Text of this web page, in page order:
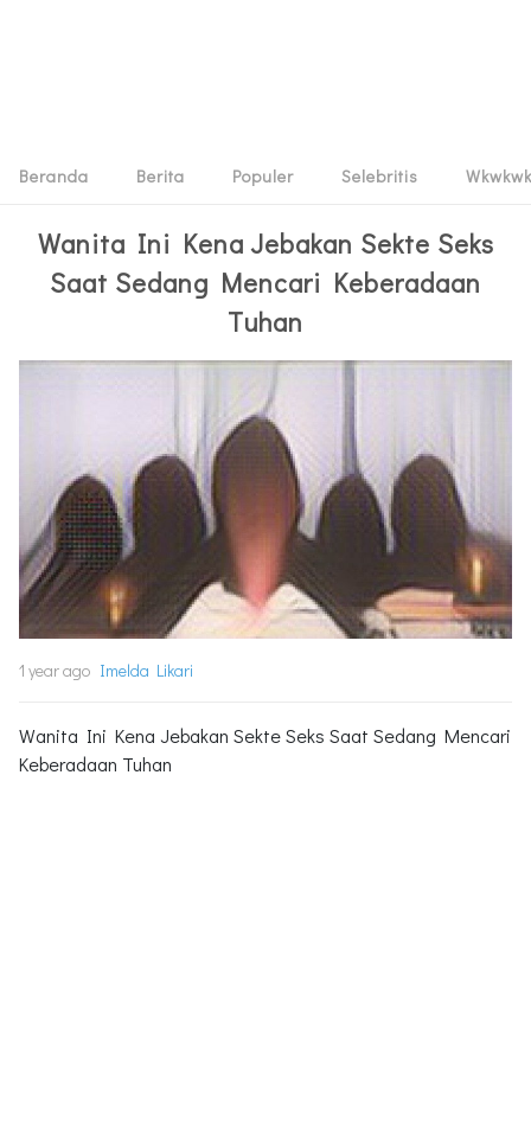
Beranda Berita Populer Selebritis Wkwkwk
Wanita Ini Kena Jebakan Sekte Seks
Saat Sedang Mencari Keberadaan
Tuhan
1 year ago Imelda Likari
Wanita Ini Kena Jebakan Sekte Seks Saat Sedang Mencari
Keberadaan Tuhan